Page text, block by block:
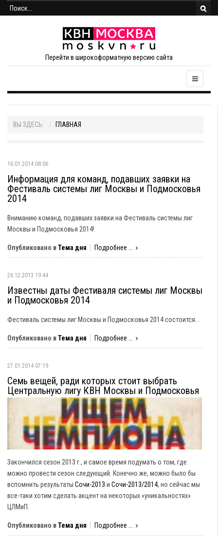
Перейти в широкоформатную версию сайта
ВЫ ЗДЕСЬ: ГЛАВНАЯ
16.01.2014 08:06
Информация для команд, подавших заявки на
Фестиваль системы лиг Москвы и Подмосковья
2014
Вниманию команд, подавших заявки на Фестиваль системы лиг
Москвы и Подмосковья 2014!
Опубликовано вТема дня Подробнее ...
26.12.2013 19:44
Известны даты Фестиваля системы лиг Москвы
и Подмосковья 2014
Фестиваль системы лиг Москвы и Подмосковья 2014 состоится...
Опубликовано вТема дня Подробнее ...
27.01.2014 07:19
Семь вещей, ради которых стоит выбрать
Центральную лигу КВН Москвы и Подмосковья
Закончился сезон 2013 г., и самое время подумать о том, где
можно провести сезон следующий. Конечно же, можно было бы
вспомнить результаты Сочи-2013 и Сочи-2013/2014, но сейчас мы
все-таки хотим сделать акцент на некоторых «уникальностях»
ЦЛМиП.
Опубликовано вТема дня Подробнее ...